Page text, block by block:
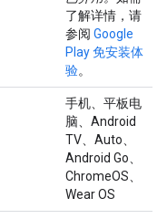
了解详情，请
参阅 Google
Play 免安装体
验。
手机、平板电
脑、Android
TV、Auto、
Android Go、
ChromeOS、
Wear OS